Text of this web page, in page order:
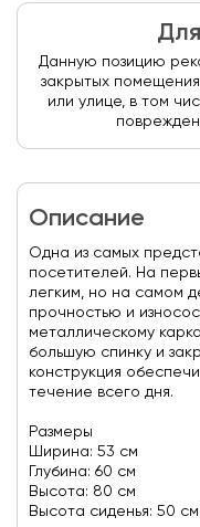
Данную позицию
закрытых
или улице, в том
Описание
Одна из самых
посетителей. На
легким, но на самом
прочностью и
металлическому
большую спинку и
конструкция
течение всего дня.
Размеры
Ширина: 53 см
Глубина: 60 см
Высота: 80 см
Высота сиденья: 50 см